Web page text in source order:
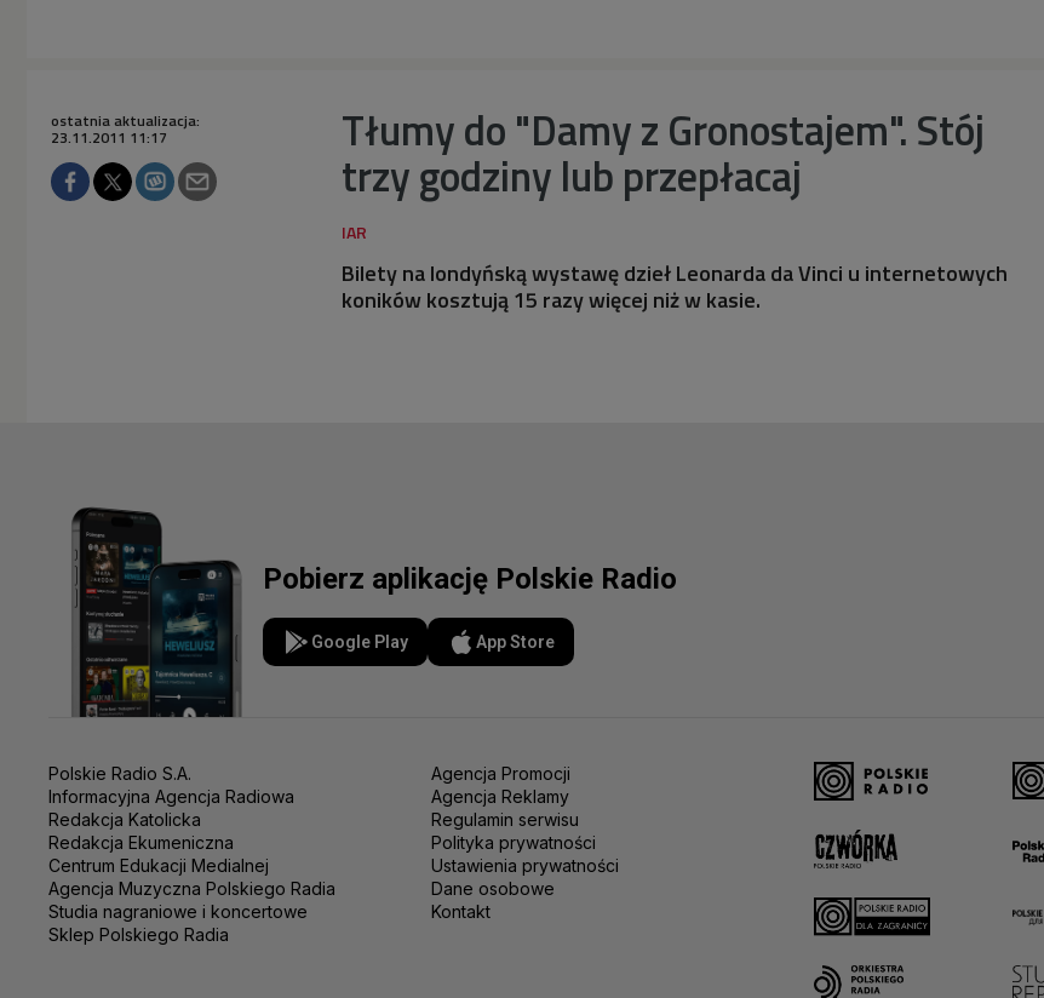
Tłumy do "Damy z Gronostajem". Stój
trzy godziny lub przepłacaj
ostatnia aktualizacja:
23.11.2011 11:17
Bilety na londyńską wystawę dzieł Leonarda da Vinci u internetowych
koników kosztują 15 razy więcej niż w kasie.
Pobierz aplikację Polskie Radio
Google Play App Store
Polskie Radio S.A.
Informacyjna Agencja Radiowa
Redakcja Katolicka
Redakcja Ekumeniczna
Centrum Edukacji Medialnej
Agencja Muzyczna Polskiego Radia
Studia nagraniowe i koncertowe
Sklep Polskiego Radia
Agencja Promocji
Agencja Reklamy
Regulamin serwisu
Polityka prywatności
Ustawienia prywatności
Dane osobowe
Kontakt